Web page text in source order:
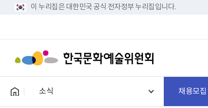
이 누리집은 대한민국 공식 전자정부 누리집입니다.
소식 채용모집